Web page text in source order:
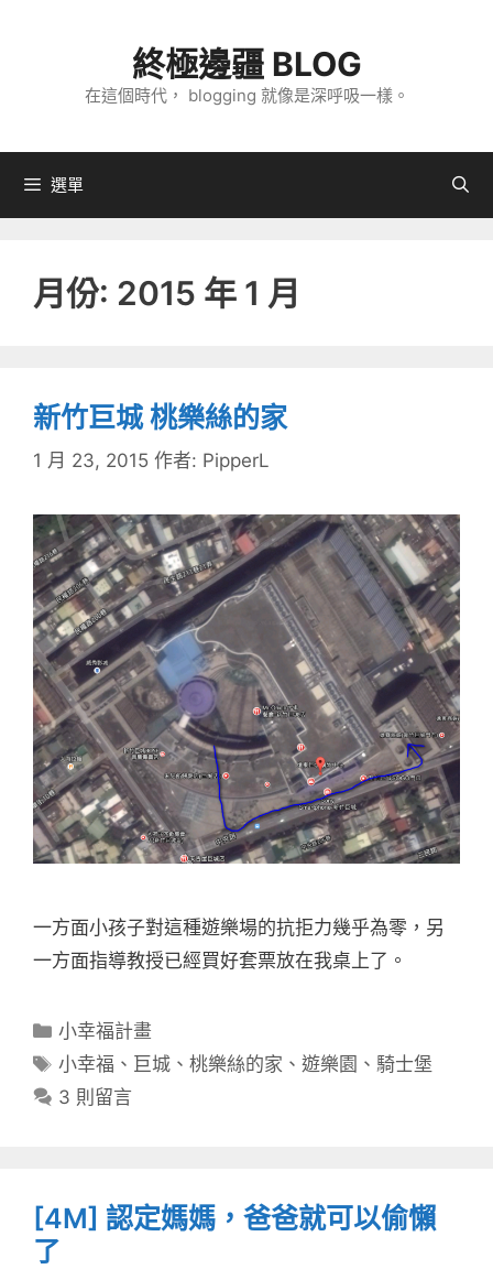
內
終極邊疆 BLOG
在這個時代， blogging 就像是深呼吸一樣。
選單
月份: 2015 年 1 月
新竹巨城 桃樂絲的家
1 月 23, 2015 作者: PipperL
一方面小孩子對這種遊樂場的抗拒力幾乎為零，另
一方面指導教授已經買好套票放在我桌上了。
分
類
小幸福計畫
標
籤
小幸福 、 巨城 、桃樂絲的家 、遊樂園 、 騎士堡
3 則留言
[4M] 認定媽媽，爸爸就可以偷懶
了